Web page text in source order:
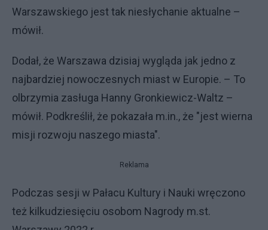
Warszawskiego jest tak niesłychanie aktualne –
mówił.
Dodał, że Warszawa dzisiaj wygląda jak jedno z
najbardziej nowoczesnych miast w Europie. – To
olbrzymia zasługa Hanny Gronkiewicz-Waltz –
mówił. Podkreślił, że pokazała m.in., że "jest wierna
misji rozwoju naszego miasta".
Reklama
Podczas sesji w Pałacu Kultury i Nauki wręczono
też kilkudziesięciu osobom Nagrody m.st.